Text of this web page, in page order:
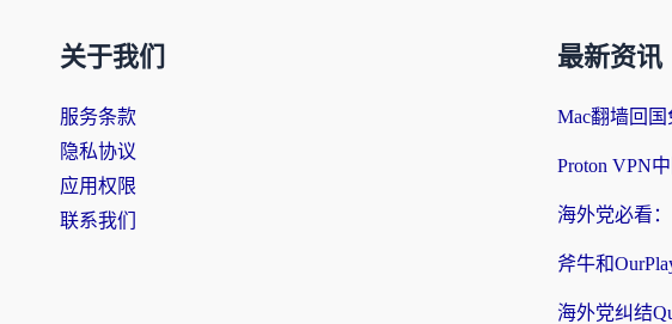
关于我们
服务条款
隐私协议
应用权限
联系我们
最新资讯